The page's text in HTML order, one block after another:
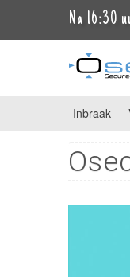
Na 16:30
Inbraak